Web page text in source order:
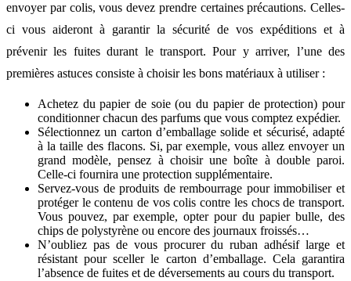
envoyer par colis, vous devez prendre certaines précautions. Celles-
ci vous aideront à garantir la sécurité de vos expéditions et à
prévenir les fuites durant le transport. Pour y arriver, l’une des
premières astuces consiste à choisir les bons matériaux à utiliser :
Achetez du papier de soie (ou du papier de protection) pour
conditionner chacun des parfums que vous comptez expédier.
Sélectionnez un carton d’emballage solide et sécurisé, adapté
à la taille des flacons. Si, par exemple, vous allez envoyer un
grand modèle, pensez à choisir une boîte à double paroi.
Celle-ci fournira une protection supplémentaire.
Servez-vous de produits de rembourrage pour immobiliser et
protéger le contenu de vos colis contre les chocs de transport.
Vous pouvez, par exemple, opter pour du papier bulle, des
chips de polystyrène ou encore des journaux froissés…
N’oubliez pas de vous procurer du ruban adhésif large et
résistant pour sceller le carton d’emballage. Cela garantira
l’absence de fuites et de déversements au cours du transport.